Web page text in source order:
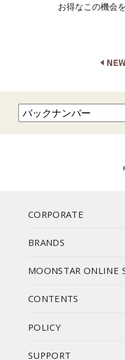
お得なこの機会
CORPORATE
BRANDS
MOONSTAR ONLINE
CONTENTS
POLICY
SUPPORT